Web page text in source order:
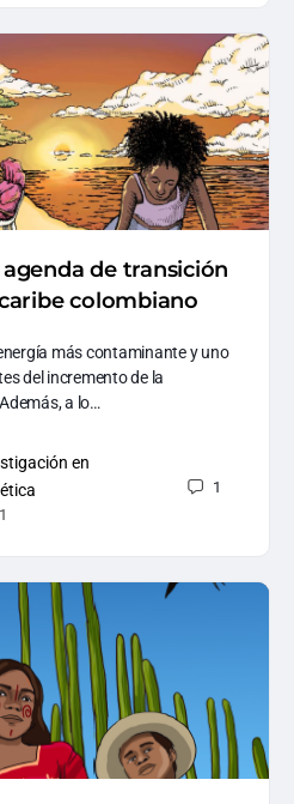
de transición
colombiano
más contaminante y uno
del incremento de la
a lo…
en
1